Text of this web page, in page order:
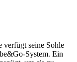
verfügt seine Sohle
System. Ein